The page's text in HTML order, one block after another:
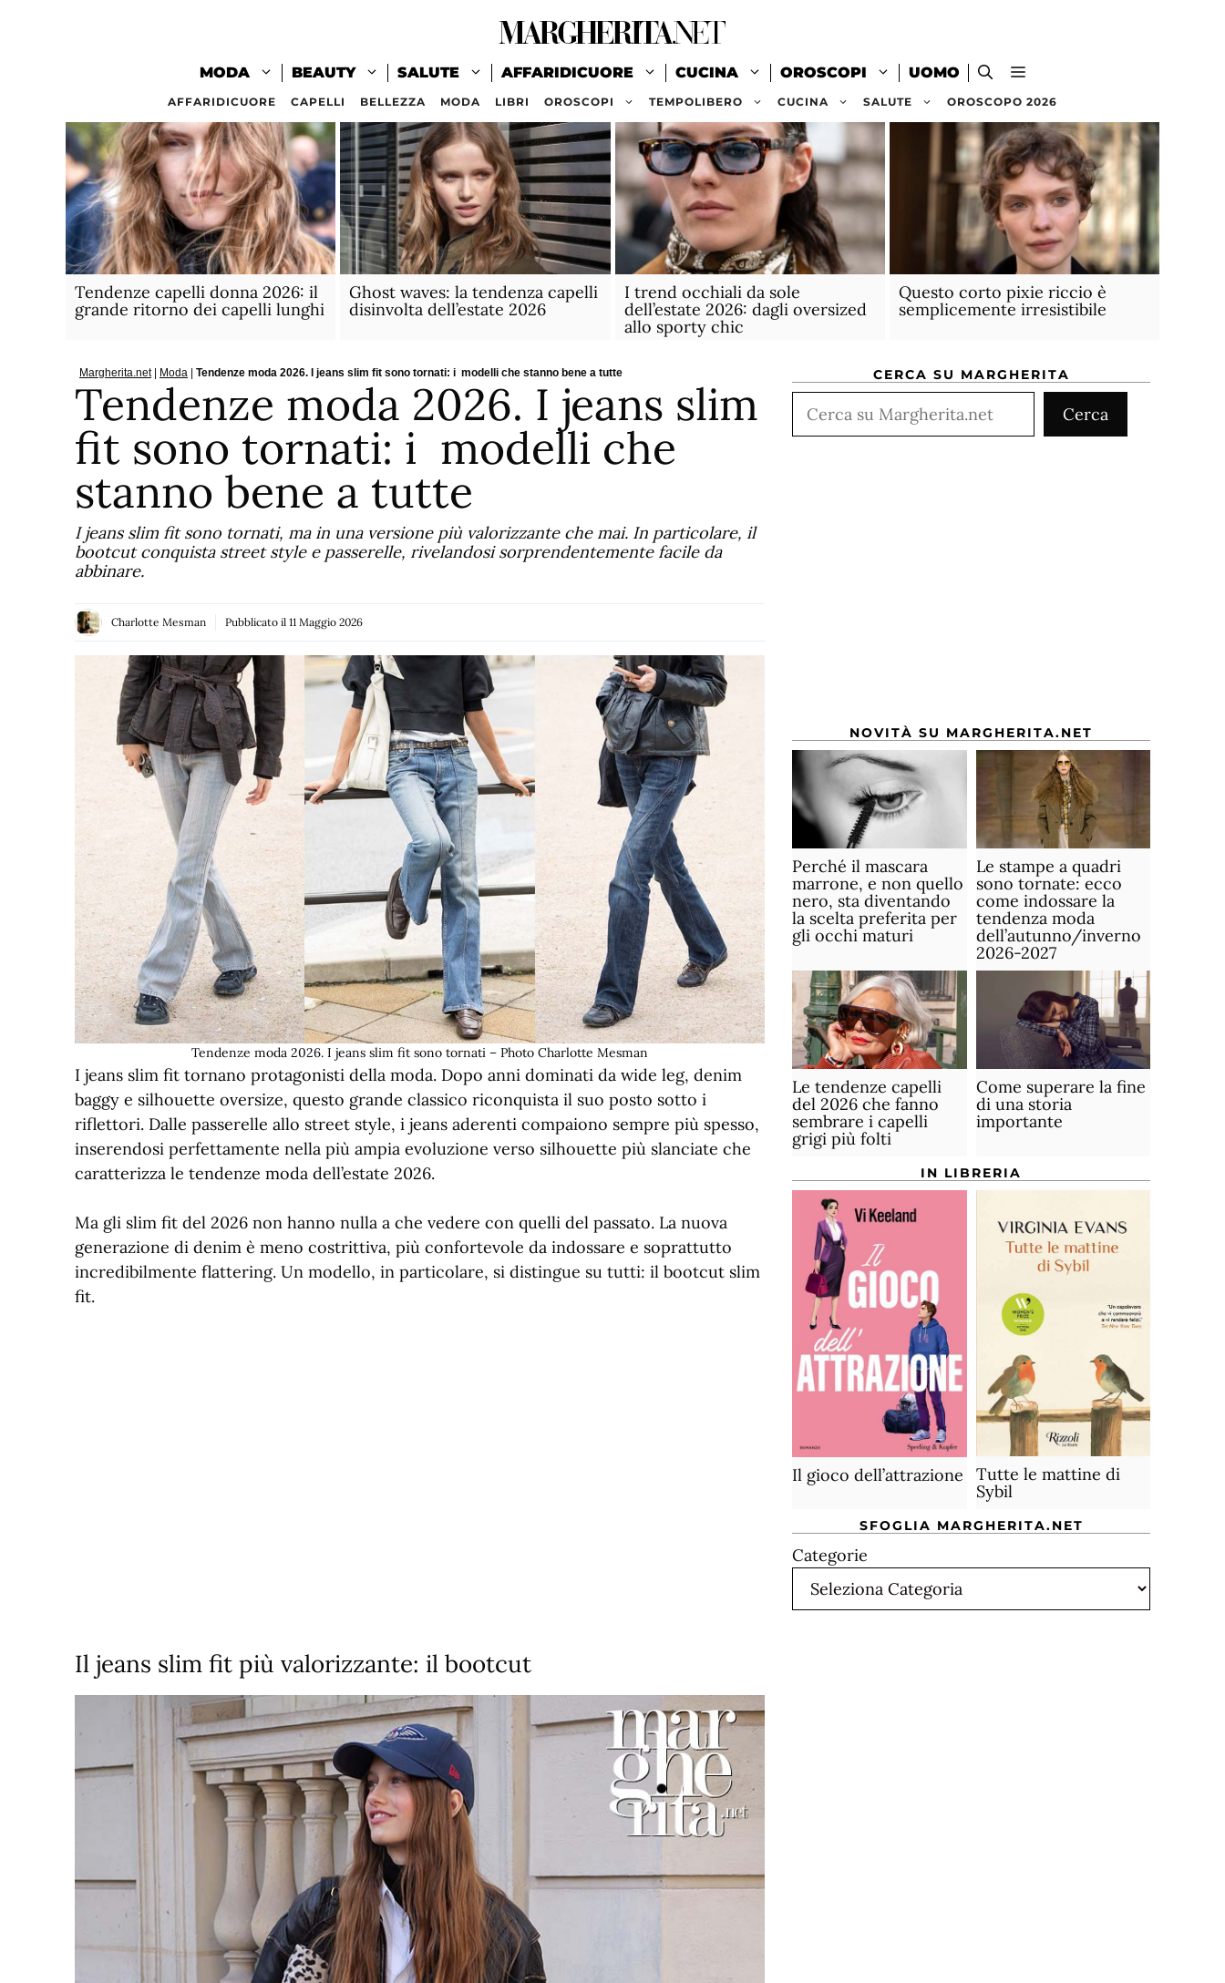
MODA BEAUTY SALUTE AFFARIDICUORE CUCINA OROSCOPI UOMO
AFFARIDICUORE CAPELLI BELLEZZA MODA LIBRI OROSCOPI TEMPOLIBERO CUCINA SALUTE OROSCOPO 2026
Tendenze capelli donna 2026: il
grande ritorno dei capelli lunghi
Ghost waves: la tendenza capelli
disinvolta dell’estate 2026
I trend occhiali da sole
dell’estate 2026: dagli oversized
allo sporty chic
Questo corto pixie riccio è
semplicemente irresistibile
Margherita.net| Moda | Tendenze moda 2026. I jeans slim fit sono tornati: i modelli che stanno bene a tutte
Tendenze moda 2026. I jeans slim
fit sono tornati: i modelli che
stanno bene a tutte
I jeans slim fit sono tornati, ma in una versione più valorizzante che mai. In particolare, il
bootcut conquista street style e passerelle, rivelandosi sorprendentemente facile da
abbinare.
Charlotte Mesman Pubblicato il 11 Maggio 2026
Tendenze moda 2026. I jeans slim fit sono tornati – Photo Charlotte Mesman
I jeans slim fit tornano protagonisti della moda. Dopo anni dominati da wide leg, denim
baggy e silhouette oversize, questo grande classico riconquista il suo posto sotto i
riflettori. Dalle passerelle allo street style, i jeans aderenti compaiono sempre più spesso,
inserendosi perfettamente nella più ampia evoluzione verso silhouette più slanciate che
caratterizza le tendenze moda dell’estate 2026.
Ma gli slim fit del 2026 non hanno nulla a che vedere con quelli del passato. La nuova
generazione di denim è meno costrittiva, più confortevole da indossare e soprattutto
incredibilmente flattering. Un modello, in particolare, si distingue su tutti: il bootcut slim
fit.
Il jeans slim fit più valorizzante: il bootcut
CERCA SU MARGHERITA
Cerca
Cerca
NOVITÀ SU MARGHERITA.NET
Perché il mascara
marrone, e non quello
nero, sta diventando
la scelta preferita per
gli occhi maturi
Le stampe a quadri
sono tornate: ecco
come indossare la
tendenza moda
dell’autunno/inverno
2026-2027
Le tendenze capelli
del 2026 che fanno
sembrare i capelli
grigi più folti
Come superare la fine
di una storia
importante
IN LIBRERIA
Il gioco dell’attrazione
Tutte le mattine di
Sybil
SFOGLIA MARGHERITA.NET
Categorie